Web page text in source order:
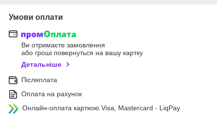
Умови оплати
Ви отримаєте замовлення
або гроші повернуться на вашу картку
Детальніше
Післяплата
Оплата на рахунок
Онлайн-оплата карткою Visa, Mastercard - LiqPay